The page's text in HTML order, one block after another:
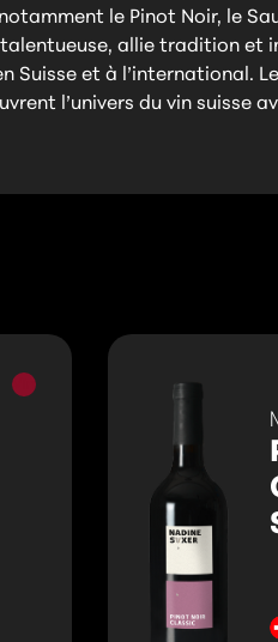
le Pinot Noir, le
allie tradition et
Suisse et à l’international.
l’univers du vin suisse
Vins